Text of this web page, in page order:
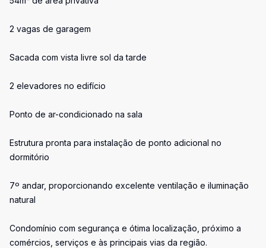
2 vagas de garagem
Sacada com vista livre sol da tarde
2 elevadores no edifício
Ponto de ar-condicionado na sala
Estrutura pronta para instalação de ponto adicional no
dormitório
7º andar, proporcionando excelente ventilação e iluminação
natural
Condomínio com segurança e ótima localização, próximo a
comércios, serviços e às principais vias da região.